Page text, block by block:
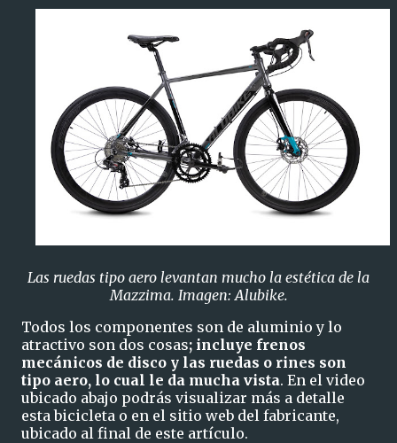
Las ruedas tipo aero levantan mucho la estética de la
Mazzima. Imagen: Alubike.
Todos los componentes son de aluminio y lo
atractivo son dos cosas; incluye frenos
mecánicos de disco y las ruedas o rines son
tipo aero, lo cual le da mucha vista. En el video
ubicado abajo podrás visualizar más a detalle
esta bicicleta o en el sitio web del fabricante,
ubicado al final de este artículo.